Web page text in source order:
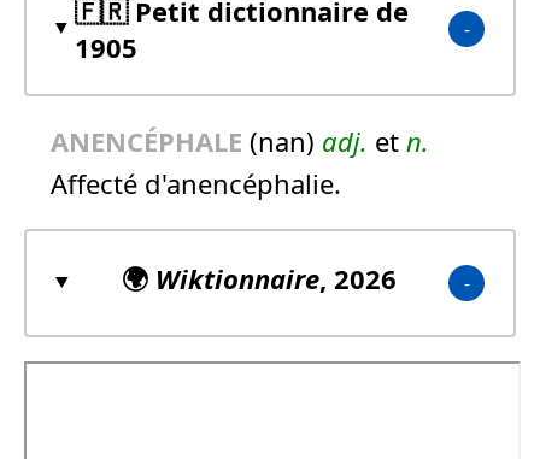
🇫🇷 Petit dictionnaire de
1905
ANENCÉPHALE (nan) adj. et n.
Affecté d'anencéphalie.
🌍 Wiktionnaire, 2026